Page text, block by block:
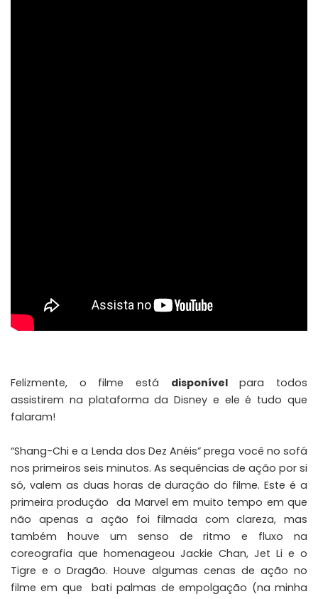
Felizmente, o filme está disponívelpara todos
assistirem na plataforma da Disney e ele é tudo que
falaram!
“Shang-Chi e a Lenda dos Dez Anéis” prega você no sofá
nos primeiros seis minutos. As sequências de ação por si
só, valem as duas horas de duração do filme. Este é a
primeira produção da Marvel em muito tempo em que
não apenas a ação foi filmada com clareza, mas
também houve um senso de ritmo e fluxo na
coreografia que homenageou Jackie Chan, Jet Li e o
Tigre e o Dragão. Houve algumas cenas de ação no
filme em que bati palmas de empolgação (na minha